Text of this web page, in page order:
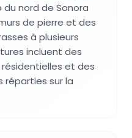
nord de Sonora
de pierre et des
à plusieurs
incluent des
et des
réparties sur la